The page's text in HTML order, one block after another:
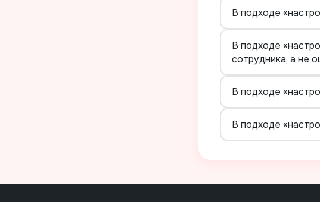
В подходе
В подходе
сотрудника, а не
В подходе
В подходе